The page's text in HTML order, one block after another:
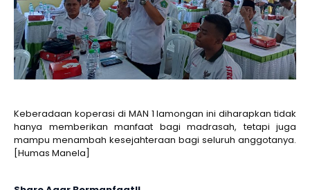
Keberadaan koperasi di MAN 1 lamongan ini diharapkan tidak
hanya memberikan manfaat bagi madrasah, tetapi juga
mampu menambah kesejahteraan bagi seluruh anggotanya.
[Humas Manela]